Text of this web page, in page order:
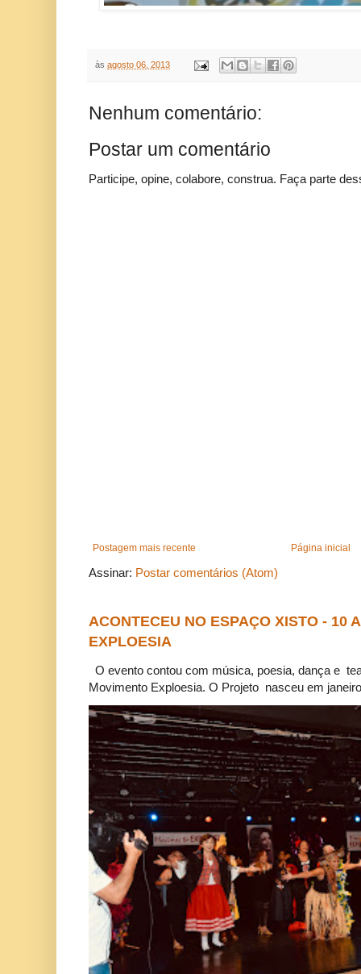
às agosto 06, 2013
Nenhum comentário:
Postar um comentário
Participe, opine, colabore, construa. Faça parte
Postagem mais recente Página inicial
Assinar: Postar comentários (Atom)
ACONTECEU NO ESPAÇO XISTO - 10
EXPLOESIA
O evento contou com música, poesia, dança e
Movimento Exploesia. O Projeto nasceu em